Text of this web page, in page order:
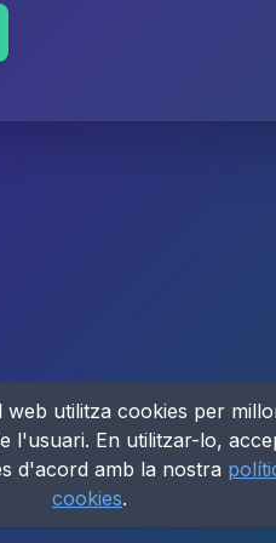
web utilitza cookies per
l'usuari. En utilitzar-lo,
d'acord amb la nostra
cookies.